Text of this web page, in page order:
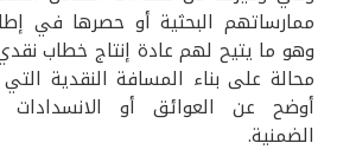
ممارساتهم البحثية أو حصرها في
وهو ما يتيح لهم عادة إنتاج خطاب
محالة على بناء المسافة النقدية
أوضح عن العوائق أو الانسدادات
الضمنية.